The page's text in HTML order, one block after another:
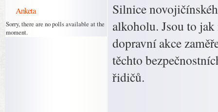
Anketa
Sorry, there are no polls available at the
moment.
Silnice
alkoholu. Jsou to
dopravní akce
těchto
řidičů.